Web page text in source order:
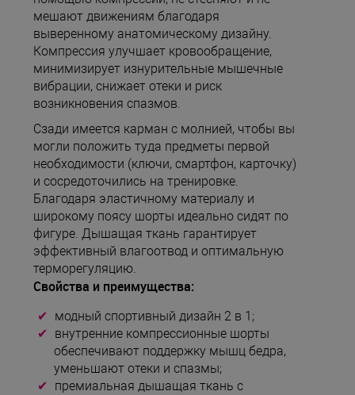
мешают движениям благодаря
выверенному анатомическому дизайну.
Компрессия улучшает кровообращение,
минимизирует изнурительные мышечные
вибрации, снижает отеки и риск
возникновения спазмов.
Сзади имеется карман с молнией, чтобы вы
могли положить туда предметы первой
необходимости (ключи, смартфон, карточку)
и сосредоточились на тренировке.
Благодаря эластичному материалу и
широкому поясу шорты идеально сидят по
фигуре. Дышащая ткань гарантирует
эффективный влагоотвод и оптимальную
терморегуляцию.
Свойства и преимущества:
модный спортивный дизайн 2 в 1;
внутренние компрессионные шорты
обеспечивают поддержку мышц бедра,
уменьшают отеки и спазмы;
премиальная дышащая ткань с